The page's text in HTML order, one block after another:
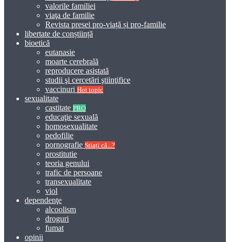
valorile familiei
viaţa de familie
Revista presei pro-viață și pro-familie
libertate de conștiință
bioetică
eutanasie
moarte cerebrală
reproducere asistată
studii şi cercetări ştiinţifice
vaccinuri Hot topic
sexualitate
castitate PRO
educaţie sexuală
homosexualitate
pedofilie
pornografie Știați că...?
prostitutie
teoria genului
trafic de persoane
transexualitate
viol
dependenţe
alcoolism
droguri
fumat
opinii